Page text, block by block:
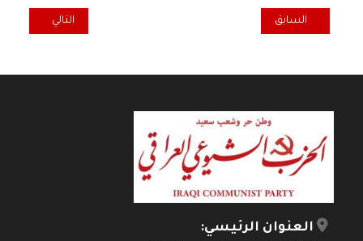
المقال السابق: عقوبات أمريكا ضد إيران تسببت في تسريح أعداد كبيرة
السابق المقال التالي:
التالي
العنوان الرئيسي: